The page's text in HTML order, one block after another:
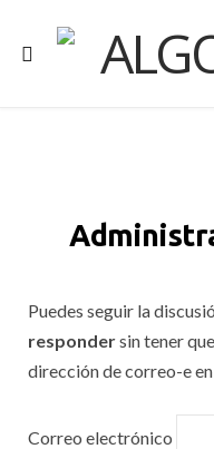
Puedes seguir la
respondersin tener
dirección de correo-e
Correo electrónico